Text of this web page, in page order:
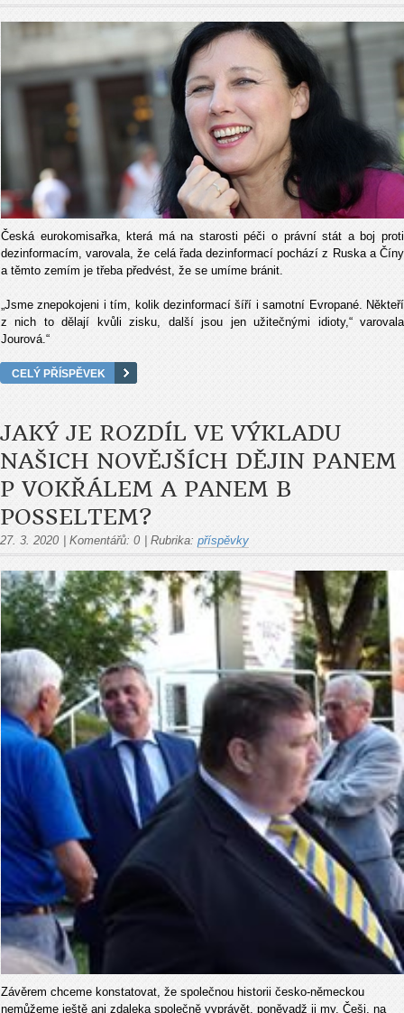
Česká eurokomisařka, která má na starosti péči o právní stát a boj proti
dezinformacím, varovala, že celá řada dezinformací pochází z Ruska a Číny
a těmto zemím je třeba předvést, že se umíme bránit.
„Jsme znepokojeni i tím, kolik dezinformací šíří i samotní Evropané. Někteří
z nich to dělají kvůli zisku, další jsou jen užitečnými idioty,“ varovala
Jourová.“
CELÝ PŘÍSPĚVEK
JAKÝ JE ROZDÍL VE VÝKLADU
NAŠICH NOVĚJŠÍCH DĚJIN PANEM
P VOKŘÁLEM A PANEM B
POSSELTEM?
27. 3. 2020 | Komentářů: 0 | Rubrika: příspěvky
Závěrem chceme konstatovat, že společnou historii česko-německou
nemůžeme ještě ani zdaleka společně vyprávět, poněvadž ji my, Češi, na